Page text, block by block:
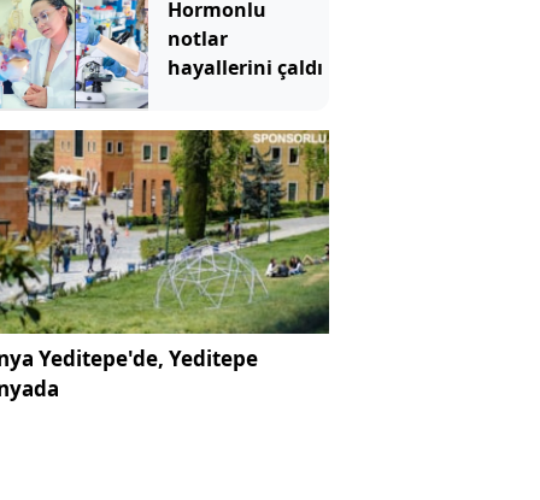
mü?
Hormonlu
notlar
hayallerini çaldı
Yeditepe'de, Yeditepe